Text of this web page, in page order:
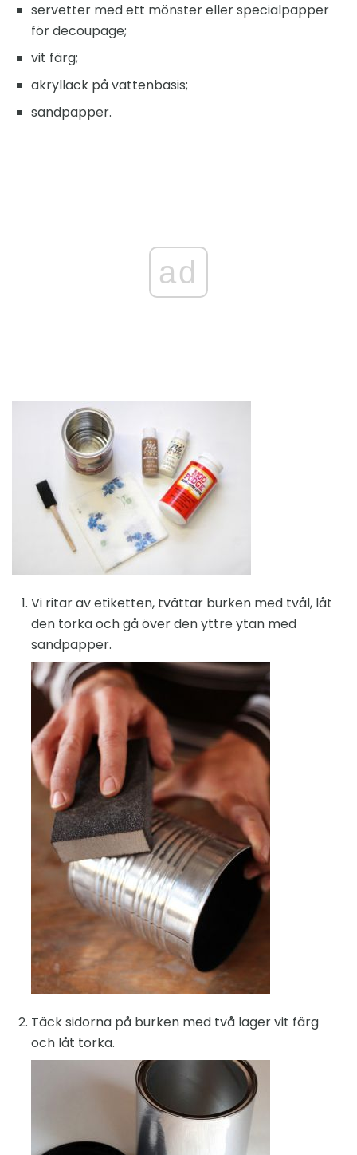
servetter med ett mönster eller specialpapper
för decoupage;
vit färg;
akryllack på vattenbasis;
sandpapper.
ad
Vi ritar av etiketten, tvättar burken med tvål, låt
den torka och gå över den yttre ytan med
sandpapper.
Täck sidorna på burken med två lager vit färg
och låt torka.